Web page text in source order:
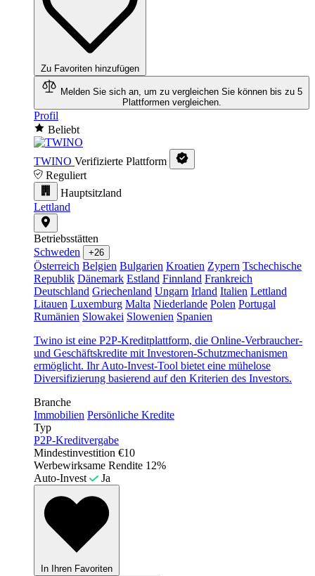
Zu Favoriten hinzufügen
Melden Sie sich an, um zu vergleichen Sie können bis zu 5
Plattformen vergleichen.
Profil
Beliebt
TWINO Verifizierte Plattform
Reguliert
Hauptsitzland
Lettland
Betriebsstätten
Schweden
+26
Österreich Belgien Bulgarien Kroatien Zypern Tschechische
Republik Dänemark Estland Finnland Frankreich
Deutschland Griechenland Ungarn Irland Italien Lettland
Litauen Luxemburg Malta Niederlande Polen Portugal
Rumänien Slowakei Slowenien Spanien
Twino ist eine P2P-Kreditplattform, die Online-Verbraucher-
und Geschäftskredite mit Investoren-Schutzmechanismen
ermöglicht. Ihr Auto-Invest-Tool bietet eine mühelose
Diversifizierung basierend auf den Kriterien des Investors.
Branche
Immobilien Persönliche Kredite
Typ
P2P-Kreditvergabe
Mindestinvestition €10
Werbewirksame Rendite 12%
Auto-Invest
Ja
In Ihren Favoriten